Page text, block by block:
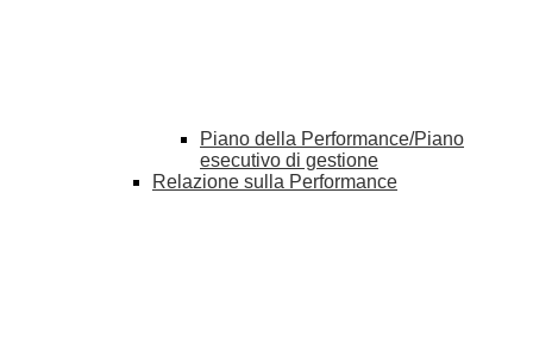
Piano della Performance/Piano
esecutivo di gestione
Relazione sulla Performance